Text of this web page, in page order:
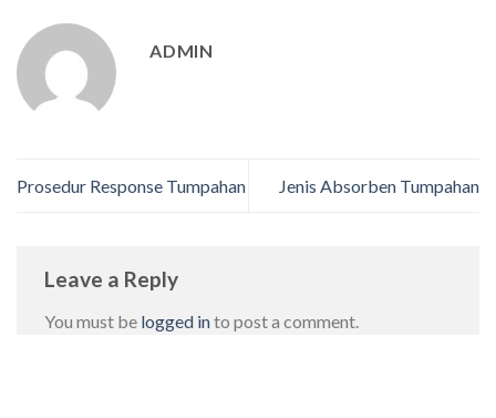
ADMIN
Prosedur Response Tumpahan Jenis Absorben Tumpahan
Leave a Reply
You must be logged into post a comment.